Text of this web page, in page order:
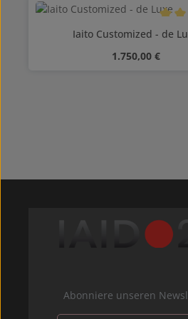
Iaito Customized - de
Regulärer Preis:
1.750,00 €
Abonniere unseren